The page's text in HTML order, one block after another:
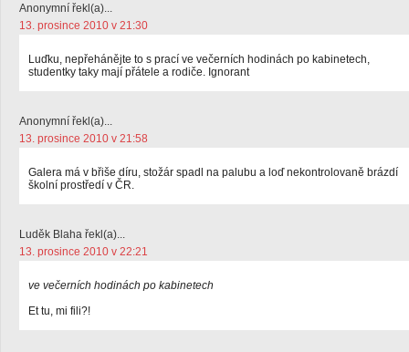
Anonymní řekl(a)...
13. prosince 2010 v 21:30
Luďku, nepřehánějte to s prací ve večerních hodinách po kabinetech,
studentky taky mají přátele a rodiče. Ignorant
Anonymní řekl(a)...
13. prosince 2010 v 21:58
Galera má v břiše díru, stožár spadl na palubu a loď nekontrolovaně brázdí
školní prostředí v ČR.
Luděk Blaha řekl(a)...
13. prosince 2010 v 22:21
ve večerních hodinách po kabinetech
Et tu, mi fili?!